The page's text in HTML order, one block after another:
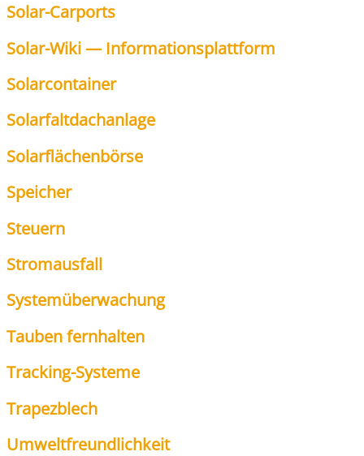
Solar-Car­ports
Solar-Wiki — Infor­ma­ti­ons­platt­form
Sol­ar­con­tai­ner
Solar­falt­dach­an­la­ge
Solar­flä­chen­bör­se
Spei­cher
Steu­ern
Strom­aus­fall
Sys­tem­über­wa­chung
Tau­ben fern­hal­ten
Track­ing-Sys­te­me
Tra­pez­blech
Umwelt­freund­lich­keit